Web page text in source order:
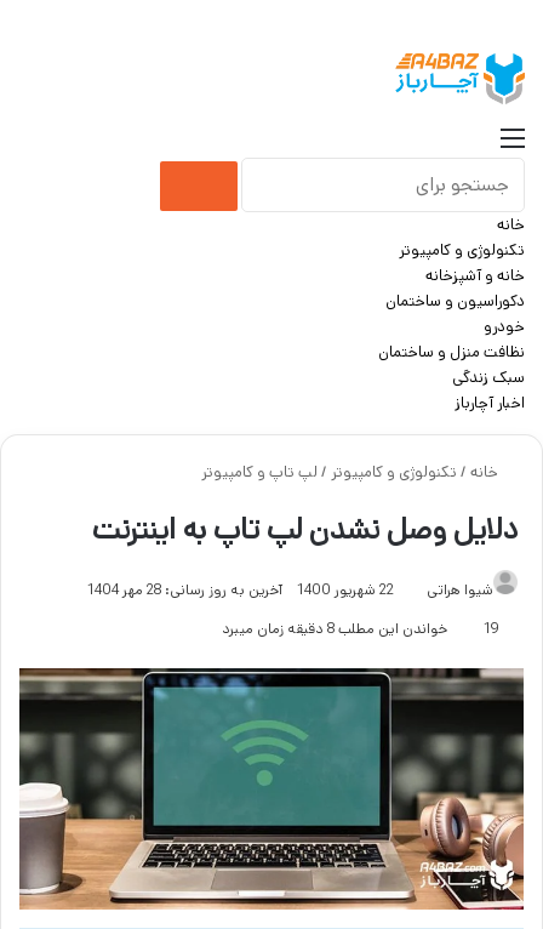
منو
جستجو
خانه
تکنولوژی و کامپیوتر
خانه و آشپزخانه
دکوراسیون و ساختمان
خودرو
نظافت منزل و ساختمان
سبک زندگی
اخبار آچارباز
خانه / تکنولوژی و کامپیوتر / لپ تاپ و کامپیوتر
دلایل وصل نشدن لپ تاپ به اینترنت
شیوا هراتی 22 شهریور 1400
آخرین به روز رسانی: 28 مهر 1404
19
خواندن این مطلب 8 دقیقه زمان میبرد